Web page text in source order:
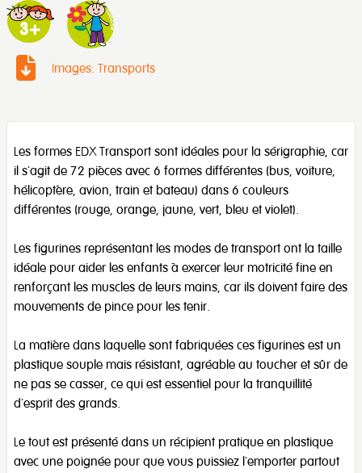
Images: Transports
Les formes EDX Transport sont idéales pour la sérigraphie, car
il s'agit de 72 pièces avec 6 formes différentes (bus, voiture,
hélicoptère, avion, train et bateau) dans 6 couleurs
différentes (rouge, orange, jaune, vert, bleu et violet).
Les figurines représentant les modes de transport ont la taille
idéale pour aider les enfants à exercer leur motricité fine en
renforçant les muscles de leurs mains, car ils doivent faire des
mouvements de pince pour les tenir.
La matière dans laquelle sont fabriquées ces figurines est un
plastique souple mais résistant, agréable au toucher et sûr de
ne pas se casser, ce qui est essentiel pour la tranquillité
d'esprit des grands.
Le tout est présenté dans un récipient pratique en plastique
avec une poignée pour que vous puissiez l'emporter partout